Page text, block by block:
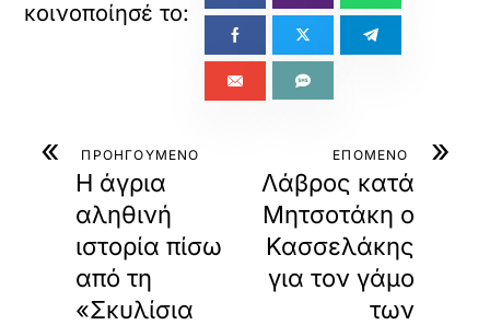
« ΠΡΟΗΓΟΥΜΕΝΟ
Η άγρια
αληθινή
ιστορία πίσω
από τη
«Σκυλίσια
»
ΕΠΟΜΕΝΟ
Λάβρος κατά
Μητσοτάκη ο
Κασσελάκης
για τον γάμο
των